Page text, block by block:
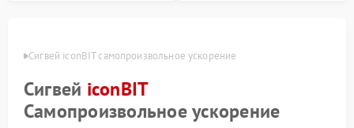
Сигвей iconBIT самопроизвольное ускорение
Сигвей iconBIT
Самопроизвольное ускорение